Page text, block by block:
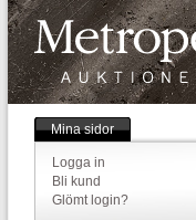
Mina sidor
Logga in
Bli kund
Glömt login?